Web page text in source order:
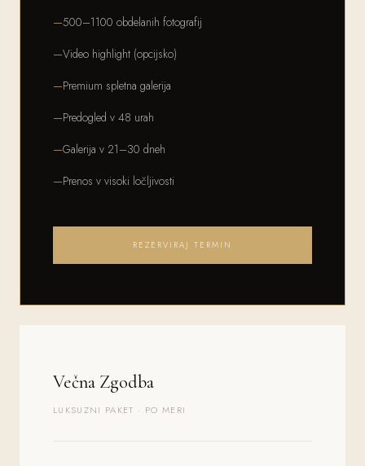
500–1100 obdelanih fotografij
Video highlight (opcijsko)
Premium spletna galerija
Predogled v 48 urah
Galerija v 21–30 dneh
Prenos v visoki ločljivosti
REZERVIRAJ TERMIN
Večna Zgodba
LUKSUZNI PAKET · PO MERI